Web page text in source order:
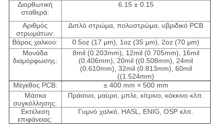
Διορθωτική
σταθερά:
6.15 ± 0.15
Αριθμός
στρωμάτων:
Διπλό στρώμα, πολυστρώμα, υβριδικό PCB
Βάρος χαλκού:
0.5oz (17 μm), 1oz (35 μm), 2oz (70 μm)
Μονάδα
διαμόρφωσης:
8mil (0.203mm), 12mil (0.705mm), 16mil
(0.406mm), 20mil ((0.508mm), 24mil
(0.610mm), 32mil (0.813mm), 60mil
((1.524mm)
Μέγεθος PCB:
≤ 400 mm × 500 mm
Μάσκα
συγκόλλησης:
Πράσινο, μαύρο, μπλε, κίτρινο, κόκκινο κλπ.
Εκτέλεση
επιφάνειας:
Γυμνό χαλκό, HASL, ENIG, OSP κλπ.